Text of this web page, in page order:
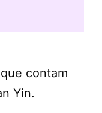
contam
Yin.